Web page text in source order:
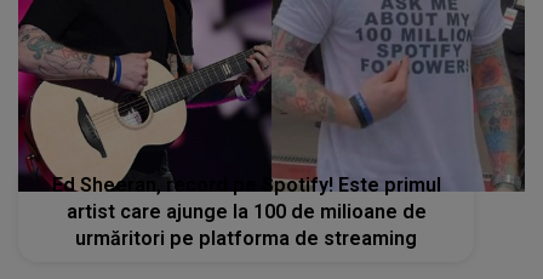
Ed Sheeran, record pe Spotify! Este primul
artist care ajunge la 100 de milioane de
urmăritori pe platforma de streaming